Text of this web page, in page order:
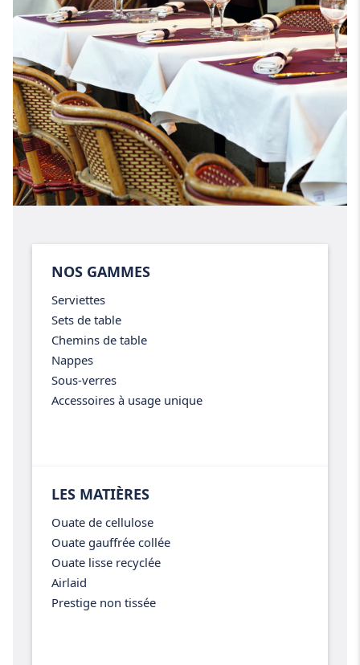
NOS GAMMES
Serviettes
Sets de table
Chemins de table
Nappes
Sous-verres
Accessoires à usage unique
LES MATIÈRES
Ouate de cellulose
Ouate gauffrée collée
Ouate lisse recyclée
Airlaid
Prestige non tissée